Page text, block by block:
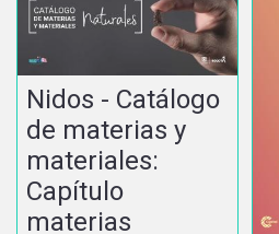
Nidos - Catálogo
de materias y
materiales:
Capítulo
materias